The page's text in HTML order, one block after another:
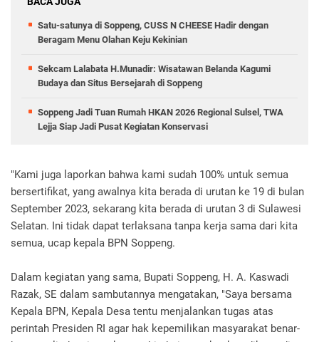
Satu-satunya di Soppeng, CUSS N CHEESE Hadir dengan
Beragam Menu Olahan Keju Kekinian
Sekcam Lalabata H.Munadir: Wisatawan Belanda Kagumi
Budaya dan Situs Bersejarah di Soppeng
Soppeng Jadi Tuan Rumah HKAN 2026 Regional Sulsel, TWA
Lejja Siap Jadi Pusat Kegiatan Konservasi
"Kami juga laporkan bahwa kami sudah 100% untuk semua
bersertifikat, yang awalnya kita berada di urutan ke 19 di bulan
September 2023, sekarang kita berada di urutan 3 di Sulawesi
Selatan. Ini tidak dapat terlaksana tanpa kerja sama dari kita
semua, ucap kepala BPN Soppeng.
Dalam kegiatan yang sama, Bupati Soppeng, H. A. Kaswadi
Razak, SE dalam sambutannya mengatakan, "Saya bersama
Kepala BPN, Kepala Desa tentu menjalankan tugas atas
perintah Presiden RI agar hak kepemilikan masyarakat benar-